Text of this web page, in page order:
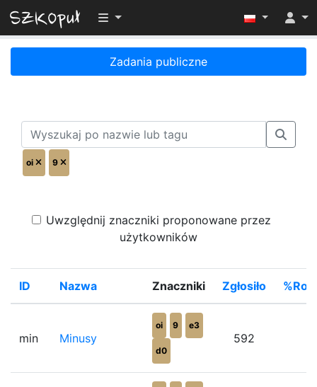
Przełącz widoczność menu
Zadania publiczne
oi 9
Uwzględnij znaczniki proponowane przez
użytkowników
ID Nazwa Znaczniki Zgłosiło
min Minusy
oi 9 e3
d0
592